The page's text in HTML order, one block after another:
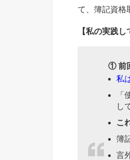
て、簿記資格
【私の実践し
① 前
私
し
こ
簿
言